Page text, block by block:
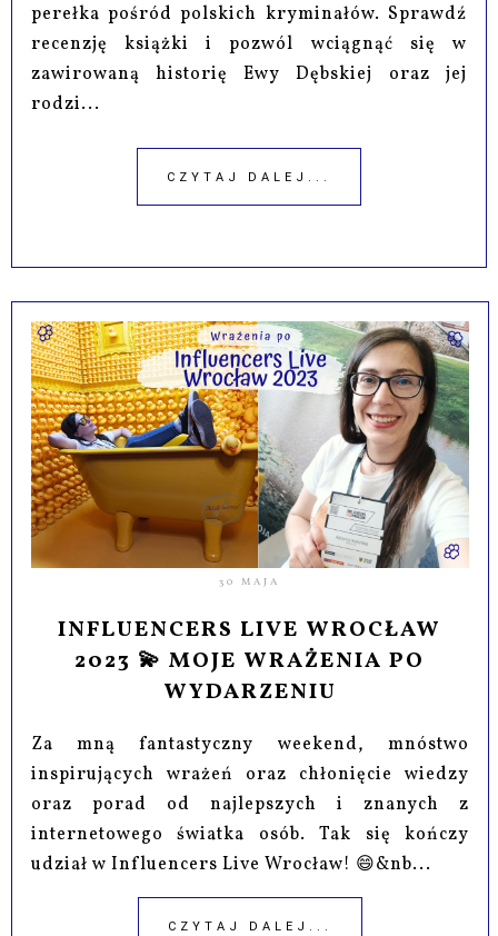
perełka pośród polskich kryminałów. Sprawdź
recenzję książki i pozwól wciągnąć się w
zawirowaną historię Ewy Dębskiej oraz jej
rodzi...
CZYTAJ DALEJ...
30 MAJA
INFLUENCERS LIVE WROCŁAW
2023 💫 MOJE WRAŻENIA PO
WYDARZENIU
Za mną fantastyczny weekend, mnóstwo
inspirujących wrażeń oraz chłonięcie wiedzy
oraz porad od najlepszych i znanych z
internetowego światka osób. Tak się kończy
udział w Influencers Live Wrocław! 😄&nb...
CZYTAJ DALEJ...